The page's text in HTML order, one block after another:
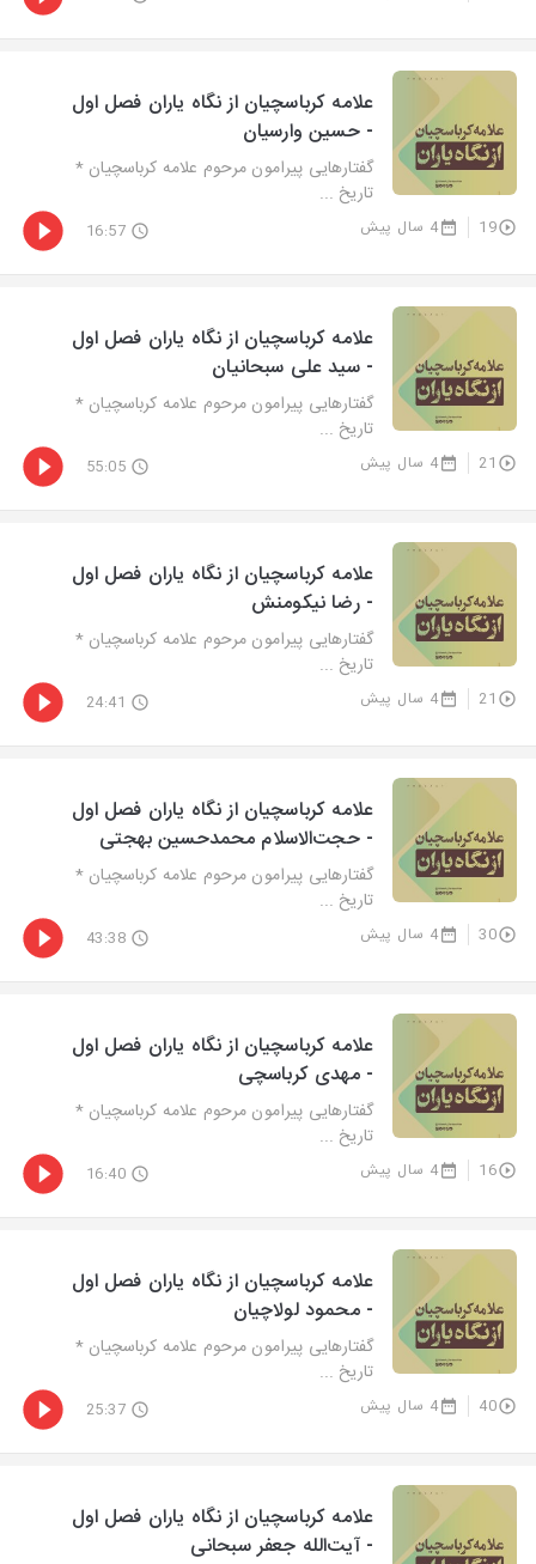
علامه کرباسچیان از نگاه یاران فصل اول
- حسین وارسیان
گفتارهایی پیرامون مرحوم علامه کرباسچیان *
تاریخ ...
19 4 سال پیش 16:57
علامه کرباسچیان از نگاه یاران فصل اول
- سید علی سبحانیان
گفتارهایی پیرامون مرحوم علامه کرباسچیان *
تاریخ ...
21 4 سال پیش 55:05
علامه کرباسچیان از نگاه یاران فصل اول
- رضا نیکومنش
گفتارهایی پیرامون مرحوم علامه کرباسچیان *
تاریخ ...
21 4 سال پیش 24:41
علامه کرباسچیان از نگاه یاران فصل اول
- حجت‌الاسلام محمدحسین بهجتی
گفتارهایی پیرامون مرحوم علامه کرباسچیان *
تاریخ ...
30 4 سال پیش 43:38
علامه کرباسچیان از نگاه یاران فصل اول
- مهدی کرباسچی
گفتارهایی پیرامون مرحوم علامه کرباسچیان *
تاریخ ...
16 4 سال پیش 16:40
علامه کرباسچیان از نگاه یاران فصل اول
- محمود لولاچیان
گفتارهایی پیرامون مرحوم علامه کرباسچیان *
تاریخ ...
40 4 سال پیش 25:37
علامه کرباسچیان از نگاه یاران فصل اول
- آیت‌الله جعفر سبحانی